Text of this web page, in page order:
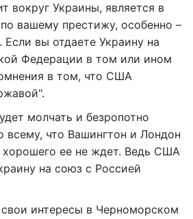
вокруг Украины, является в
вашему престижу, особенно –
вы отдаете Украину на
Федерации в том или ином
в том, что США
молчать и безропотно
всему, что Вашингтон и Лондон
хорошего ее не ждет. Ведь США
на союз с Россией
интересы в Черноморском